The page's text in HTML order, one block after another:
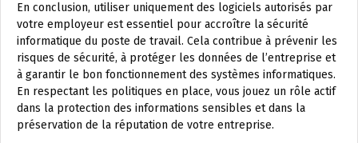
En conclusion, utiliser uniquement des logiciels autorisés par
votre employeur est essentiel pour accroître la sécurité
informatique du poste de travail. Cela contribue à prévenir les
risques de sécurité, à protéger les données de l’entreprise et
à garantir le bon fonctionnement des systèmes informatiques.
En respectant les politiques en place, vous jouez un rôle actif
dans la protection des informations sensibles et dans la
préservation de la réputation de votre entreprise.